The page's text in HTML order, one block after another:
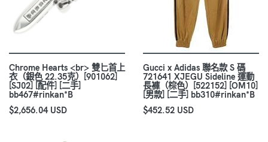
Chrome Hearts <br> 雙匕首上
衣（銀色 22.35克）[901062]
[SJ02] [配件] [二手]
bb467#rinkan*B
$2,656.04 USD
Gucci x Adidas 聯名款 S 碼
721641 XJEGU Sideline 運動
長褲（棕色）[522152] [OM10]
[男款] [二手] bb310#rinkan*B
$452.52 USD